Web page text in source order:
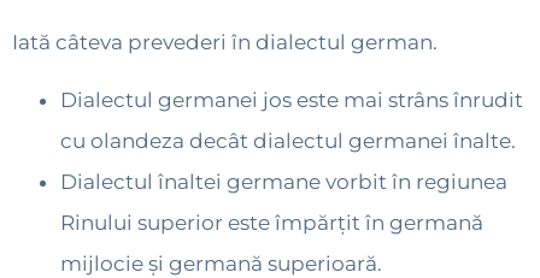
Iată câteva prevederi în dialectul german.
Dialectul germanei jos este mai strâns înrudit
cu olandeza decât dialectul germanei înalte.
Dialectul înaltei germane vorbit în regiunea
Rinului superior este împărțit în germană
mijlocie și germană superioară.